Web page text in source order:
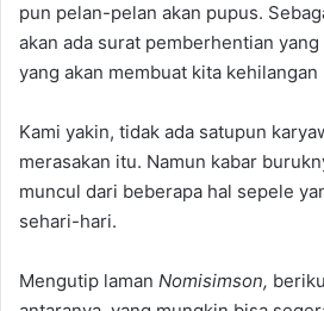
pun pelan-pelan akan pupus.
akan ada surat pemberhentian
yang akan membuat kita kehilangan
Kami yakin, tidak ada satupun
merasakan itu. Namun kabar
muncul dari beberapa hal sepele
sehari-hari.
Mengutip laman Nomisimson,